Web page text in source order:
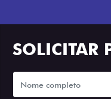
SOLICITAR